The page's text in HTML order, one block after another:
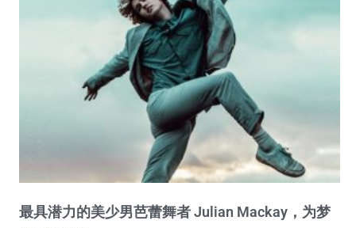
最具潜力的美少男芭蕾舞者 Julian Mackay，为梦